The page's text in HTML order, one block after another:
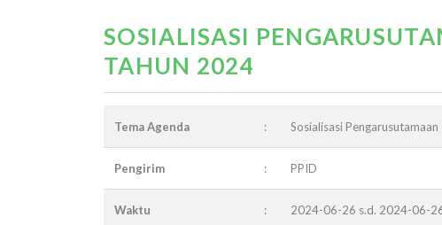
SOSIALISASI
TAHUN 2024
Tema Agenda : Sosialisasi
Pengirim : PPID
Waktu : 2024-06-26 s.d. 2024-06-